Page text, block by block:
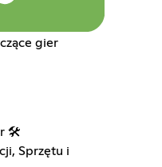
gier
🛠️
Sprzętu i